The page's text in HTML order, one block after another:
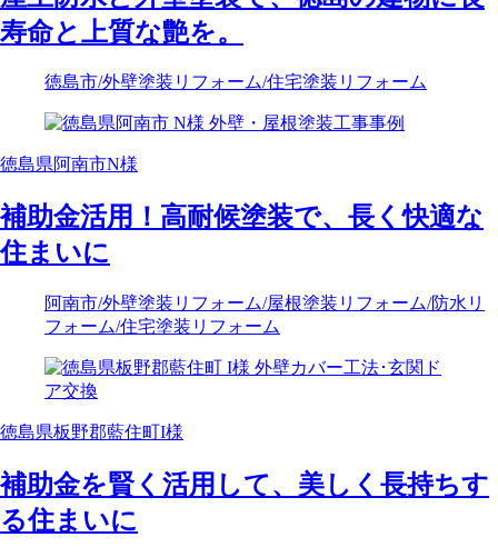
寿命と上質な艶を。
徳島市/外壁塗装リフォーム/住宅塗装リフォーム
徳島県阿南市N様
補助金活用！高耐候塗装で、長く快適な
住まいに
阿南市/外壁塗装リフォーム/屋根塗装リフォーム/防水リ
フォーム/住宅塗装リフォーム
徳島県板野郡藍住町I様
補助金を賢く活用して、美しく長持ちす
る住まいに